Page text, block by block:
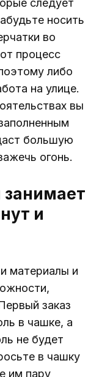
следует
носить
во
процесс
либо
на улице.
вы
большую
огонь.
занимает
и
материалы и
заказ
в чашке, а
не будет
в чашку
им пару